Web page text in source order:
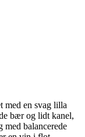
med en svag lilla
bær og lidt kanel,
med balancerede